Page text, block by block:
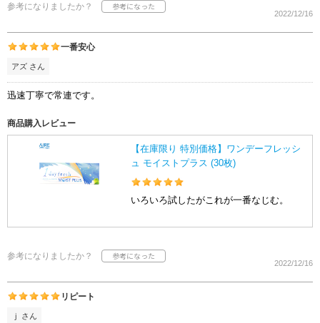
参考になりましたか？
2022/12/16
一番安心
アズ さん
迅速丁寧で常連です。
商品購入レビュー
【在庫限り 特別価格】ワンデーフレッシ
ュ モイストプラス (30枚)
いろいろ試したがこれが一番なじむ。
参考になりましたか？
2022/12/16
リピート
ｊ さん